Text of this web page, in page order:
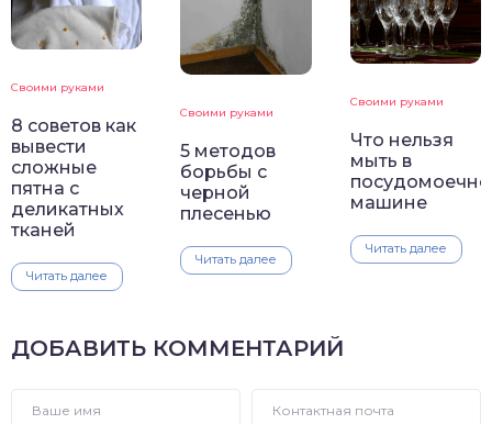
Своими руками
8 советов как
вывести
сложные
пятна с
деликатных
тканей
Читать далее
Своими руками
5 методов
борьбы с
черной
плесенью
Читать далее
Своими руками
Что нельзя
мыть в
машине
Читать далее
ДОБАВИТЬ КОММЕНТАРИЙ